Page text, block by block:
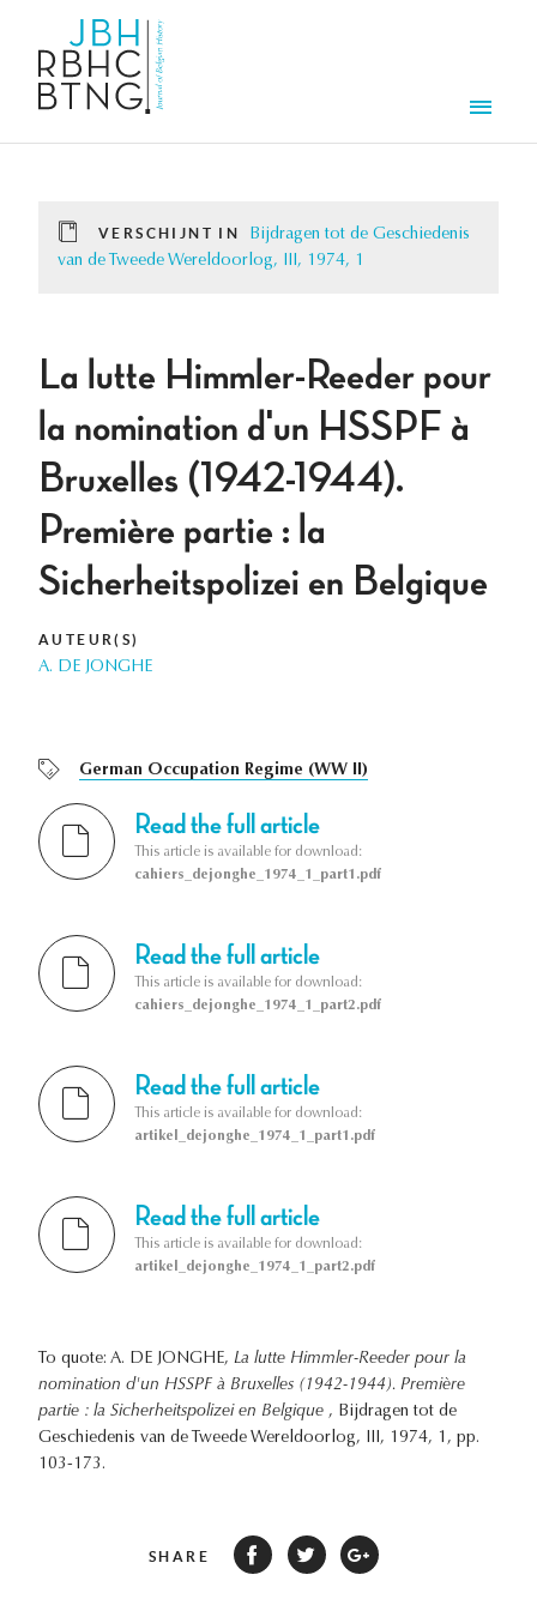
VERSCHIJNT IN
Bijdragen tot de Geschiedenis
van de Tweede Wereldoorlog, III, 1974, 1
La lutte Himmler-Reeder pour
la nomination d'un HSSPF à
Bruxelles (1942-1944).
Première partie : la
Sicherheitspolizei en Belgique
AUTEUR(S)
A. DE JONGHE
German Occupation Regime (WW II)
Read the full article
This article is available for download:
cahiers_dejonghe_1974_1_part1.pdf
Read the full article
This article is available for download:
cahiers_dejonghe_1974_1_part2.pdf
Read the full article
This article is available for download:
artikel_dejonghe_1974_1_part1.pdf
Read the full article
This article is available for download:
artikel_dejonghe_1974_1_part2.pdf
To quote: A. DE JONGHE, La lutte Himmler-Reeder pour la
nomination d'un HSSPF à Bruxelles (1942-1944). Première
partie : la Sicherheitspolizei en Belgique , Bijdragen tot de
Geschiedenis van de Tweede Wereldoorlog, III, 1974, 1, pp.
103-173.
SHARE